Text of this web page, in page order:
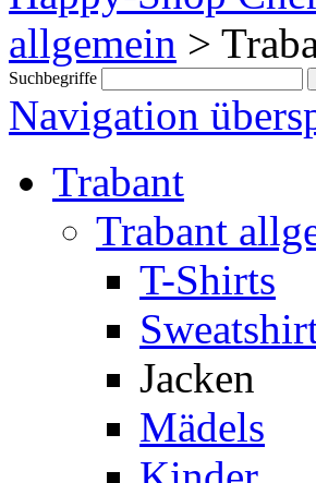
allgemein >
Suchbegriffe
Navigation
Trabant
Trabant
T-Shirts
Jacken
Mädels